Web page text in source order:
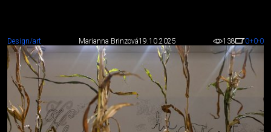
Design/art Marianna Brinzová19.10.2025 138 0+0-0